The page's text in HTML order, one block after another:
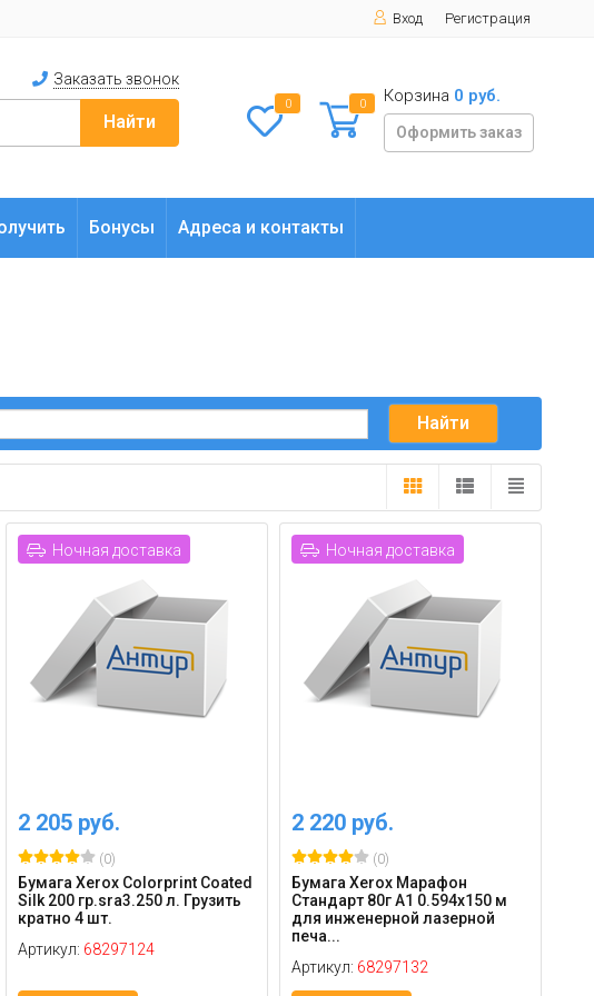
Вход Регистрация
Заказать звонок
Найти
0 0 Корзина 0 руб.
Оформить заказ
Бонусы Адреса и контакты
Ночная доставка
2 205 руб.
(0)
Бумага Xerox Colorprint Coated
Silk 200 гр.sra3.250 л. Грузить
кратно 4 шт.
Артикул: 68297124
Ночная доставка
2 220 руб.
(0)
Бумага Xerox Марафон
Стандарт 80г A1 0.594x150 м
для инженерной лазерной
печа...
Артикул: 68297132